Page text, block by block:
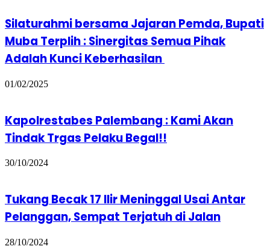
Silaturahmi bersama Jajaran Pemda, Bupati
Muba Terplih : Sinergitas Semua Pihak
Adalah Kunci Keberhasilan
01/02/2025
Kapolrestabes Palembang : Kami Akan
Tindak Trgas Pelaku Begal!!
30/10/2024
Tukang Becak 17 Ilir Meninggal Usai Antar
Pelanggan, Sempat Terjatuh di Jalan
28/10/2024